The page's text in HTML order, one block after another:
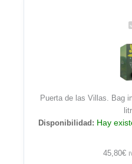
Puerta de las Villas. Bag
Disponibilidad: Hay
45,80€